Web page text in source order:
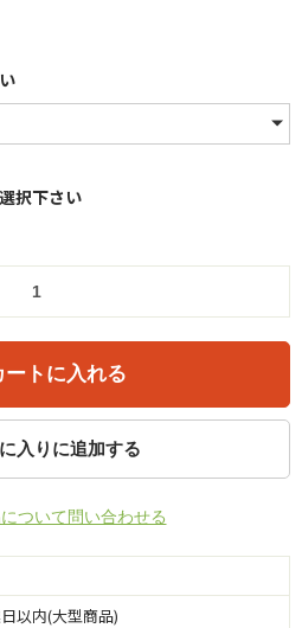
択下さい
ートに入れる
入りに追加する
ついて問い合わせる
以内(大型商品)